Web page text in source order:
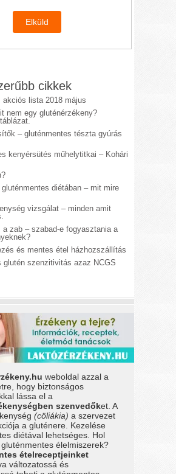
cikkek
akciós lista 2018 május
nem egy gluténérzékeny?
– gluténmentes tészta gyúrás
kenyérsütés műhelytitkai – Kohári
diétában – mit mire
vizsgálat – minden amit
a zab – szabad-e fogyasztania a
és mentes étel házhozszállítás
glutén szenzitivitás azaz NCGS
weboldal azzal a
hogy biztonságos
lássa el a
szenvedőket. A
(cöliákia) a szervezet
a gluténere. Kezelése
diétával lehetséges. Hol
élelmiszerek?
ételreceptjeinket
változatossá és